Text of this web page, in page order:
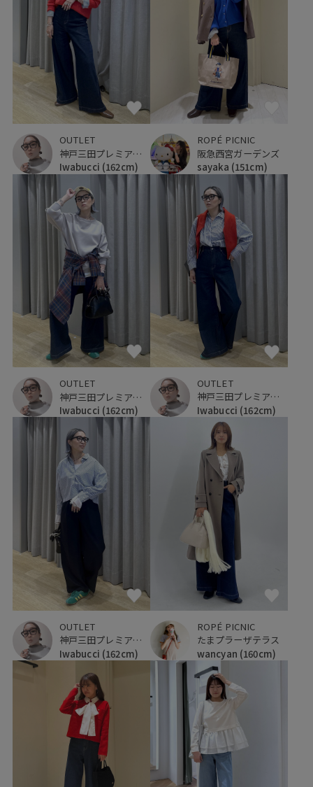
OUTLET
神戸三田プレミアム・アウトレット
Iwabucci (162cm)
ROPÉ PICNIC
阪急西宮ガーデンズ
sayaka (151cm)
OUTLET
神戸三田プレミアム・アウトレット
Iwabucci (162cm)
OUTLET
神戸三田プレミアム・アウトレット
Iwabucci (162cm)
OUTLET
神戸三田プレミアム・アウトレット
Iwabucci (162cm)
ROPÉ PICNIC
たまプラーザテラス
wancyan (160cm)